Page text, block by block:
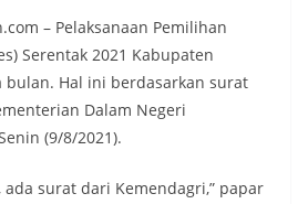
– Pelaksanaan Pemilihan
Serentak 2021 Kabupaten
Hal ini berdasarkan surat
Dalam Negeri
(9/8/2021).
surat dari Kemendagri,” papar